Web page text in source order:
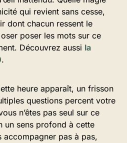
qui revient sans cesse,
dont chacun ressent le
poser les mots sur ce
Découvrez aussi la
.
heure apparaît, un frisson
questions percent votre
n’êtes pas seul sur ce
un sens profond à cette
pas à pas,